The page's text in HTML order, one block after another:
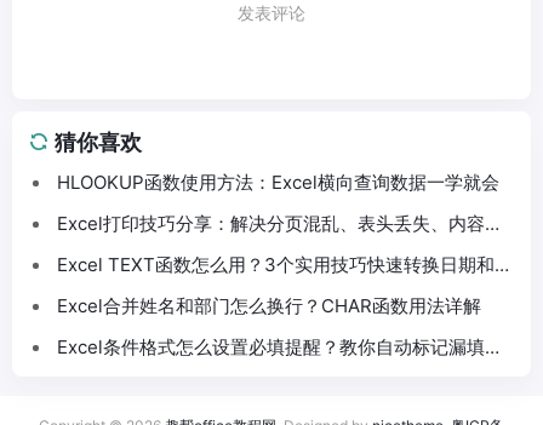
发表评论
猜你喜欢
HLOOKUP函数使用方法：Excel横向查询数据一学就会
Excel打印技巧分享：解决分页混乱、表头丢失、内容截
Excel TEXT函数怎么用？3个实用技巧快速转换日期和数
Excel合并姓名和部门怎么换行？CHAR函数用法详解
Excel条件格式怎么设置必填提醒？教你自动标记漏填数